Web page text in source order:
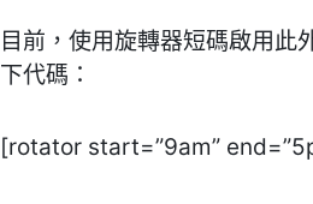
目前，使用旋轉器短碼啟用此
下代碼：
[rotator start=”9am”